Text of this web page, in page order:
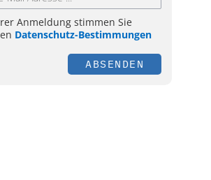
Anmeldung stimmen Sie
Datenschutz-Bestimmungen
ABSENDEN